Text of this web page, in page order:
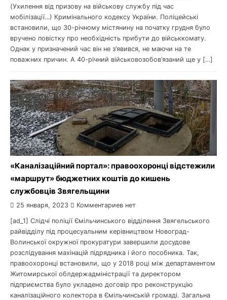
(Ухилення від призову на військову службу під час
мобілізації…) Кримінального кодексу України. Поліцейські
встановили, що 30-річному містянину на початку грудня було
вручено повістку про необхідність прибути до військкомату.
Однак у призначений час він не з’явився, не маючи на те
поважних причин. А 40-річний військовозобов’язаний ще у […]
«Каналізаційний портал»: правоохоронці відстежили
«маршрут» бюджетних коштів до кишень
службовців Звягельщини
25 января, 2023 Комментариев нет
[ad_1] Слідчі поліції Ємільчинського відділення Звягельського
райвідділу під процесуальним керівництвом Новоград-
Волинської окружної прокуратури завершили досудове
розслідування махінацій підрядника і його пособника. Так,
правоохоронці встановили, що у 2018 році між департаментом
Житомирської облдержадміністрації та директором
підприємства було укладено договір про реконструкцію
каналізаційного колектора в Ємільчинській громаді. Загальна